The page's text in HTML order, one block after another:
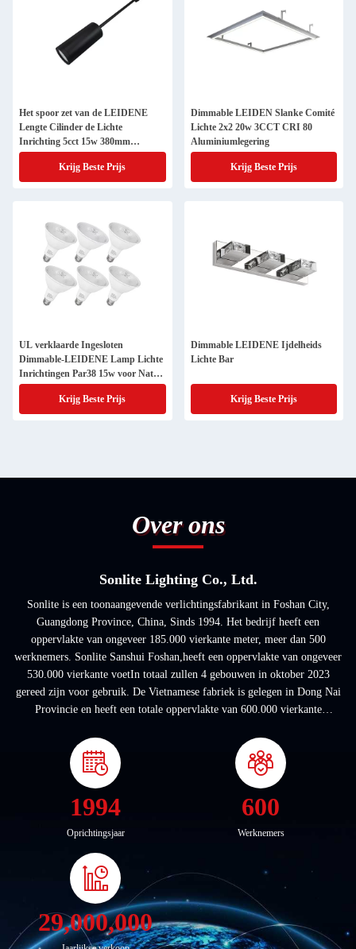
Het spoor zet van de LEIDENE
Lengte Cilinder de Lichte
Inrichting 5cct 15w 380mm
onderaan Type op
Krijg Beste Prijs
Dimmable LEIDEN Slanke Comité
Lichte 2x2 20w 3CCT CRI 80
Aluminiumlegering
Krijg Beste Prijs
UL verklaarde Ingesloten
Dimmable-LEIDENE Lamp Lichte
Inrichtingen Par38 15w voor Natte
Plaats
Krijg Beste Prijs
Dimmable LEIDENE Ijdelheids
Lichte Bar
Krijg Beste Prijs
Over ons
Sonlite Lighting Co., Ltd.
Sonlite is een toonaangevende verlichtingsfabrikant in Foshan City,
Guangdong Province, China, Sinds 1994. Het bedrijf heeft een
oppervlakte van ongeveer 185.000 vierkante meter, meer dan 500
werknemers. Sonlite Sanshui Foshan,heeft een oppervlakte van ongeveer
530.000 vierkante voetIn totaal zullen 4 gebouwen in oktober 2023
gereed zijn voor gebruik. De Vietnamese fabriek is gelegen in Dong Nai
Provincie en heeft een totale oppervlakte van 600.000 vierkante
1994
Oprichtingsjaar
600
Werknemers
29,000,000